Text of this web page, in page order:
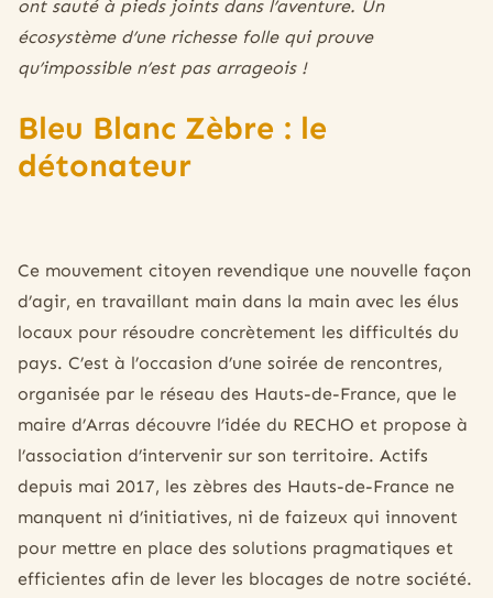
ont sauté à pieds joints dans l’aventure. Un
écosystème d’une richesse folle qui prouve
qu’impossible n’est pas arrageois !
Bleu Blanc Zèbre : le
détonateur
Ce mouvement citoyen revendique une nouvelle façon
d’agir, en travaillant main dans la main avec les élus
locaux pour résoudre concrètement les difficultés du
pays. C’est à l’occasion d’une soirée de rencontres,
organisée par le réseau des Hauts-de-France, que le
maire d’Arras découvre l’idée du RECHO et propose à
l’association d’intervenir sur son territoire. Actifs
depuis mai 2017, les zèbres des Hauts-de-France ne
manquent ni d’initiatives, ni de faizeux qui innovent
pour mettre en place des solutions pragmatiques et
efficientes afin de lever les blocages de notre société.